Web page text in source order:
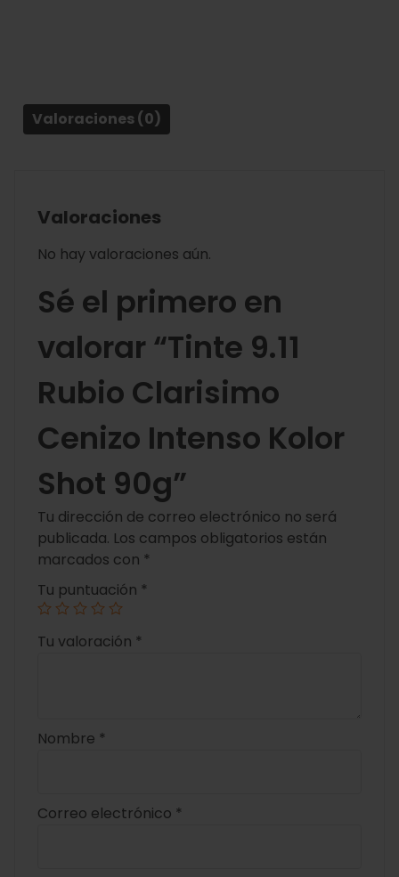
Valoraciones (0)
Valoraciones
No hay valoraciones aún.
Sé el primero en
valorar “Tinte 9.11
Rubio Clarisimo
Cenizo Intenso Kolor
Shot 90g”
Tu dirección de correo electrónico no será
publicada. Los campos obligatorios están
marcados con *
Tu puntuación *
Tu valoración *
Nombre *
Correo electrónico *